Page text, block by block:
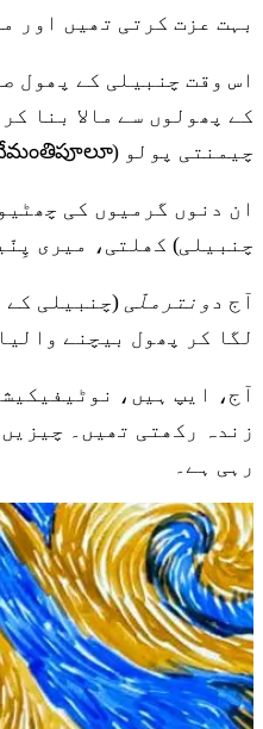
بہت عزت کرتی تھیں اور
اس وقت چنبیلی کے پھول
چیمنتی پولو (చేమంతిపూలూ)، کاگڈالو (కాగడామల్లెలూ)، کاربّنتولو (కారబ్బంతులూ)۔‘‘
ان دنوں گرمیوں کی
چنبیلی) کھلتی، میری
آج دونترملّی (چنبیلی کے
لگا کر پھول بیچنے
آج، ایپ ہیں،
زندہ رکھتی تھیں۔
رہی ہے۔